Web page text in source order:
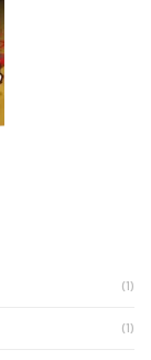
(1)
(1)